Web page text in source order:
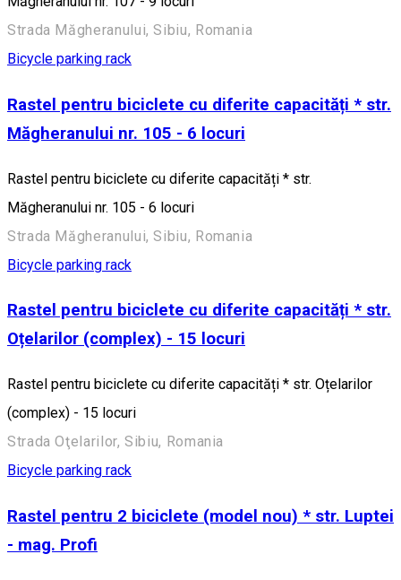
Strada Măgheranului, Sibiu, Romania
Bicycle parking rack
Rastel pentru biciclete cu diferite capacități * str.
Măgheranului nr. 105 - 6 locuri
Rastel pentru biciclete cu diferite capacități * str.
Măgheranului nr. 105 - 6 locuri
Strada Măgheranului, Sibiu, Romania
Bicycle parking rack
Rastel pentru biciclete cu diferite capacități * str.
Oțelarilor (complex) - 15 locuri
Rastel pentru biciclete cu diferite capacități * str. Oțelarilor
(complex) - 15 locuri
Strada Oţelarilor, Sibiu, Romania
Bicycle parking rack
Rastel pentru 2 biciclete (model nou) * str. Luptei
- mag. Profi